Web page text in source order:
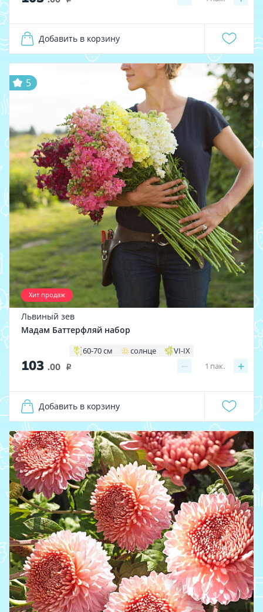
Добавить в корзину
Хит продаж
5
Львиный зев
Мадам Баттерфляй набор
60-70 см солнце VI-IX
103 .00 i − +
1 пак.
Добавить в корзину